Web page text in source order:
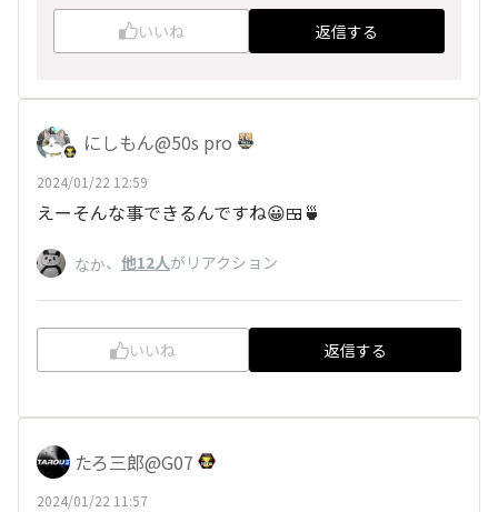
いいね 返信する
にしもん@50s pro
2024/01/22 12:59
えーそんな事できるんですね😀🍱🍵
なか、 他12人がリアクション
いいね 返信する
たろ三郎@G07
2024/01/22 11:57